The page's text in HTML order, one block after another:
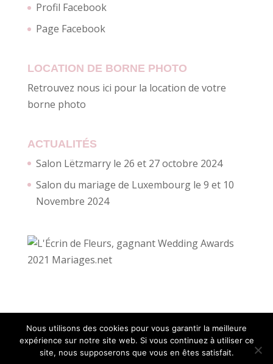
Profil Facebook
Page Facebook
LOCATION DE BORNE PHOTO
Retrouvez nous ici pour la location de votre
borne photo
ACTUALITÉS
Salon Lëtzmarry le 26 et 27 octobre 2024
Salon du mariage de Luxembourg le 9 et 10
Novembre 2024
Création site internet : Myriam Corbet
Nous utilisons des cookies pour vous garantir la meilleure
expérience sur notre site web. Si vous continuez à utiliser ce
site, nous supposerons que vous en êtes satisfait.